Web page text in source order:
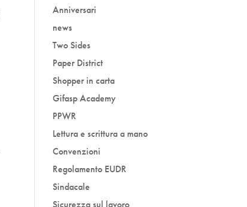
Anniversari
news
Two Sides
Paper District
Shopper in carta
Gifasp Academy
PPWR
Lettura e scrittura a mano
Convenzioni
Regolamento EUDR
Sindacale
Sicurezza sul lavoro